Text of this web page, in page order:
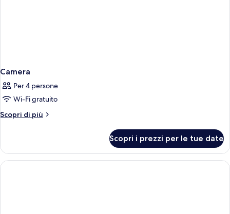
Camera
Per 4 persone
Wi-Fi gratuito
Scopri di più
Altri
Scopri i prezzi per le tue date